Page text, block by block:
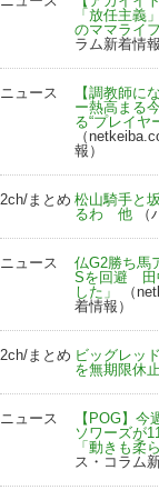
「放任主義
のママライフ
ラム新着情報
ニュース
【調教師に
ー熱高まる
る“プレイヤ
（
報）
2ch/まとめ 松山騎手と
るわ 他 （
ニュース
仏G2勝ち馬
Sを回避 田
した」
（
着情報）
2ch/まとめ ビッグレッ
を無期限休
ニュース
【POG】
ソワーズが
「動きも柔
ス・コラム